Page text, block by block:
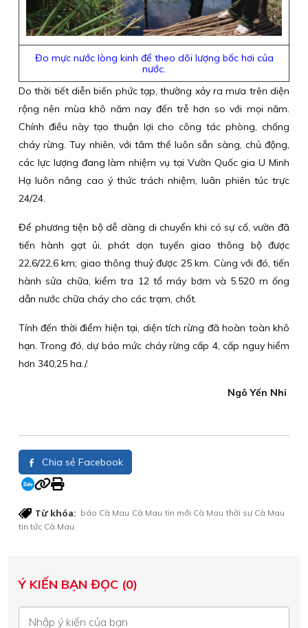
Đo mực nước lòng kinh để theo dõi lượng bốc hơi của
nước.
Do thời tiết diễn biến phức tạp, thường xảy ra mưa trên diện
rộng nên mùa khô năm nay đến trễ hơn so với mọi năm.
Chính điều này tạo thuận lợi cho công tác phòng, chống
cháy rừng. Tuy nhiên, với tâm thế luôn sẵn sàng, chủ động,
các lực lượng đang làm nhiệm vụ tại Vườn Quốc gia U Minh
Hạ luôn nâng cao ý thức trách nhiệm, luân phiên túc trực
24/24.
Để phương tiện bộ dễ dàng di chuyển khi có sự cố, vườn đã
tiến hành gạt ủi, phát dọn tuyến giao thông bộ được
22,6/22,6 km; giao thông thuỷ được 25 km. Cùng với đó, tiến
hành sửa chữa, kiểm tra 12 tổ máy bơm và 5.520 m ống
dẫn nước chữa cháy cho các trạm, chốt.
Tính đến thời điểm hiện tại, diện tích rừng đã hoàn toàn khô
hạn. Trong đó, dự báo mức cháy rừng cấp 4, cấp nguy hiểm
hơn 340,25 ha./.
Ngô Yến Nhi
Chia sẻ Facebook
Từ khóa: báo Cà Mau Cà Mau tin mới Cà Mau thời sự Cà Mau
tin tức Cà Mau
Ý KIẾN BẠN ĐỌC (0)